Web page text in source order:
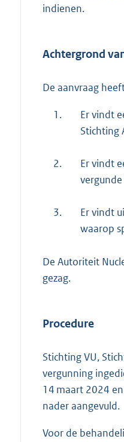
indienen.
Achtergrond
De aanvraag
1.
Er vindt
Stichting
2.
Er vindt
3.
Er vindt
waarop
De Autoriteit
gezag.
Procedure
Stichting VU,
vergunning
14 maart 2024
nader aangevuld.
Voor de